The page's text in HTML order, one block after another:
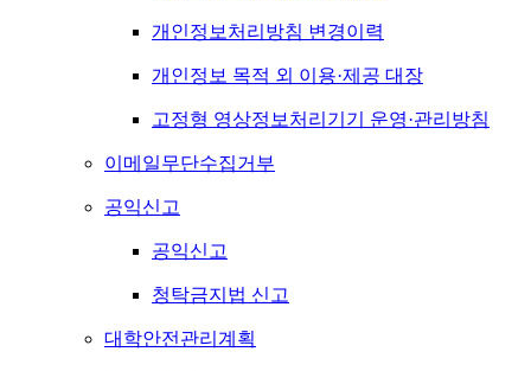
개인정보처리방침 변경이력
개인정보 목적 외 이용·제공 대장
고정형 영상정보처리기기 운영·관리방침
이메일무단수집거부
공익신고
공익신고
청탁금지법 신고
대학안전관리계획